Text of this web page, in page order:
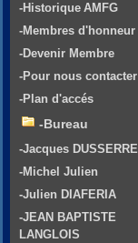
-Historique AMFG
-Membres d'honneur
-Devenir Membre
-Pour nous contacter
-Plan d'accés
-Bureau
-Jacques DUSSERRE
-Michel Julien
-Julien DIAFERIA
-JEAN BAPTISTE
LANGLOIS